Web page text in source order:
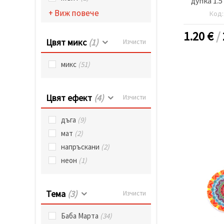
+ Виж повече
Цвят микс (1) Изчисти
микс (51)
Цвят ефект (4) Изчисти
дъга (9)
мат (2)
напръскани (2)
неон (1)
Тема (3) Изчисти
Баба Марта (34)
Код:
1.20€/